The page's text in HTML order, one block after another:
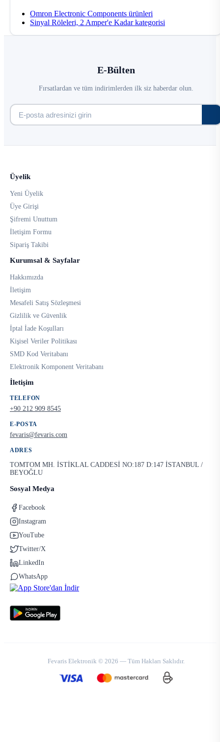
Omron Electronic Components ürünleri
Sinyal Röleleri, 2 Amper'e Kadar kategorisi
E-Bülten
Fırsatlardan ve tüm indirimlerden ilk siz haberdar olun.
Üyelik
Yeni Üyelik
Üye Girişi
Şifremi Unuttum
İletişim Formu
Sipariş Takibi
Kurumsal & Sayfalar
Hakkımızda
İletişim
Mesafeli Satış Sözleşmesi
Gizlilik ve Güvenlik
İptal İade Koşulları
Kişisel Veriler Politikası
SMD Kod Veritabanı
Elektronik Komponent Veritabanı
İletişim
TELEFON
+90 212 909 8545
E-POSTA
fevaris@fevaris.com
ADRES
TOMTOM MH. İSTİKLAL CADDESİ NO:187 D:147 İSTANBUL /
BEYOĞLU
Sosyal Medya
Facebook
Instagram
YouTube
Twitter/X
LinkedIn
WhatsApp
Fevaris Elektronik © 2026 — Tüm Hakları Saklıdır.